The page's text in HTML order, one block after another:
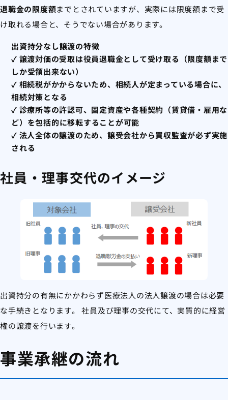
退職金の限度額までとされていますが、実際には限度額まで受
け取れる場合と、そうでない場合があります。
出資持分なし譲渡の特徴
✓ 譲渡対価の受取は役員退職金として受け取る（限度額まで
しか受領出来ない）
✓ 相続税がかからないため、相続人が定まっている場合に、
相続対策となる
✓ 診療所等の許認可、固定資産や各種契約（賃貸借・雇用な
ど）を包括的に移転することが可能
✓ 法人全体の譲渡のため、譲受会社から買収監査が必ず実施
される
社員・理事交代のイメージ
出資持分の有無にかかわらず医療法人の法人譲渡の場合は必要
な手続きとなります。 社員及び理事の交代にて、実質的に経営
権の譲渡を行います。
事業承継の流れ